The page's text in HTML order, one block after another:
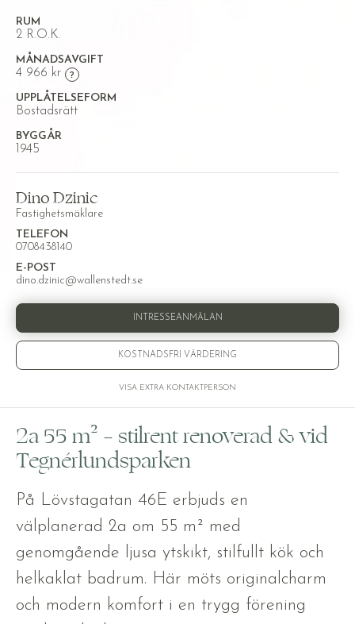
RUM
2 R.O.K.
MÅNADSAVGIFT
4 966 kr
UPPLÅTELSEFORM
Bostadsrätt
BYGGÅR
1945
Dino Dzinic
Fastighetsmäklare
TELEFON
0708438140
E-POST
dino.dzinic@wallenstedt.se
INTRESSEANMÄLAN
KOSTNADSFRI VÄRDERING
VISA EXTRA KONTAKTPERSON
2a 55 m² – stilrent renoverad & vid
Tegnérlundsparken
På Lövstagatan 46E erbjuds en
välplanerad 2a om 55 m² med
genomgående ljusa ytskikt, stilfullt kök och
helkaklat badrum. Här möts originalcharm
och modern komfort i en trygg förening